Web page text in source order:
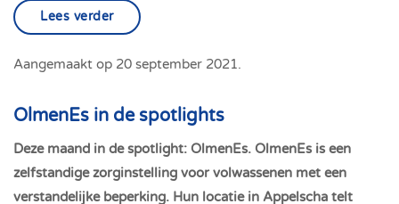
Lees verder
Aangemaakt op 20 september 2021.
OlmenEs in de spotlights
Deze maand in de spotlight: OlmenEs. OlmenEs is een
zelfstandige zorginstelling voor volwassenen met een
verstandelijke beperking. Hun locatie in Appelscha telt